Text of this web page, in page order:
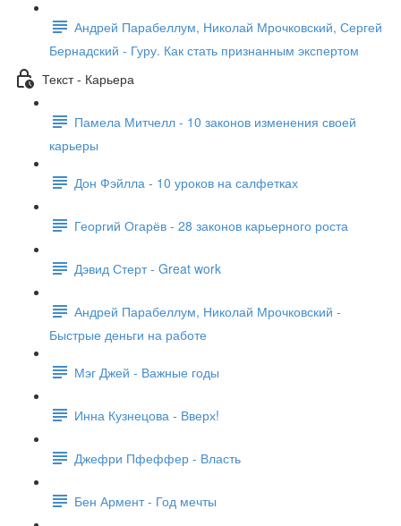
Андрей Парабеллум, Николай Мрочковский, Сергей
Бернадский - Гуру. Как стать признанным экспертом
Текст - Карьера
Памела Митчелл - 10 законов изменения своей
карьеры
Дон Фэйлла - 10 уроков на салфетках
Георгий Огарёв - 28 законов карьерного роста
Дэвид Стерт - Great work
Андрей Парабеллум, Николай Мрочковский -
Быстрые деньги на работе
Мэг Джей - Важные годы
Инна Кузнецова - Вверх!
Джефри Пфеффер - Власть
Бен Армент - Год мечты